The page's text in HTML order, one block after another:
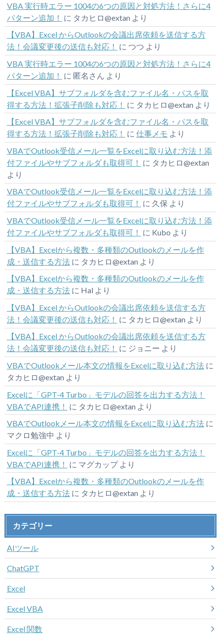
VBA 実行時エラー 1004の6つの原因と対処方法！さらに4
パターン追加！ に タカヒロ@extan より
【VBA】Excel からOutlookの会議出席依頼を送信する方
法！会議変更後の送信も対応！ に つつ より
VBA 実行時エラー 1004の6つの原因と対処方法！さらに4
パターン追加！ に 匿名さん より
【Excel VBA】サブフォルダを含むファイル名・パスを取
得する方法！拡張子削除も対応！ に タカヒロ@extan より
【Excel VBA】サブフォルダを含むファイル名・パスを取
得する方法！拡張子削除も対応！ に 仕事メモ より
VBAでOutlook受信メール一覧をExcelに取り込む方法！添
付ファイルやサブフォルダも取得可！ に タカヒロ@extan
より
VBAでOutlook受信メール一覧をExcelに取り込む方法！添
付ファイルやサブフォルダも取得可！ に 久保 より
VBAでOutlook受信メール一覧をExcelに取り込む方法！添
付ファイルやサブフォルダも取得可！ に Kubo より
【VBA】Excelから複数・多種類のOutlookのメールを作
成・送信する方法に タカヒロ@extan より
【VBA】Excelから複数・多種類のOutlookのメールを作
成・送信する方法に Hal より
【VBA】Excel からOutlookの会議出席依頼を送信する方
法！会議変更後の送信も対応！ に タカヒロ@extan より
【VBA】Excel からOutlookの会議出席依頼を送信する方
法！会議変更後の送信も対応！ に ジョニー より
VBAでOutlookメール本文の情報をExcelに取り込む方法に
タカヒロ@extan より
Excelに「GPT-4 Turbo」モデルの回答を出力する方法！
VBAでAPI連携！ に タカヒロ@extan より
VBAでOutlookメール本文の情報をExcelに取り込む方法に
マクロ勉強中 より
Excelに「GPT-4 Turbo」モデルの回答を出力する方法！
VBAでAPI連携！ に マグカップより
【VBA】Excelから複数・多種類のOutlookのメールを作
成・送信する方法に タカヒロ@extan より
カテゴリー
AIツール
ChatGPT
Excel
Excel VBA
Excel 関数